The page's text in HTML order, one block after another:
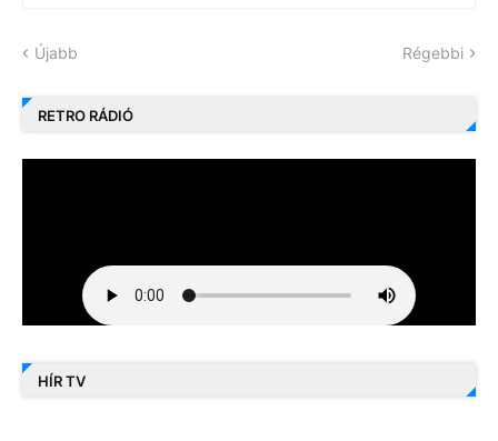
Újabb Régebbi
RETRO RÁDIÓ
HÍR TV